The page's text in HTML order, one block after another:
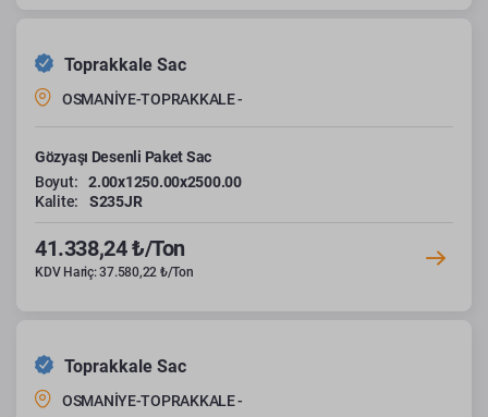
Toprakkale Sac
OSMANİYE-TOPRAKKALE -
Gözyaşı Desenli Paket Sac
Boyut:
2.00x1250.00x2500.00
Kalite:
S235JR
41.338,24 ₺/Ton
KDV Hariç: 37.580,22 ₺/Ton
Toprakkale Sac
OSMANİYE-TOPRAKKALE -